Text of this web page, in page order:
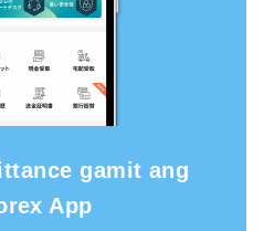
gamit ang
App